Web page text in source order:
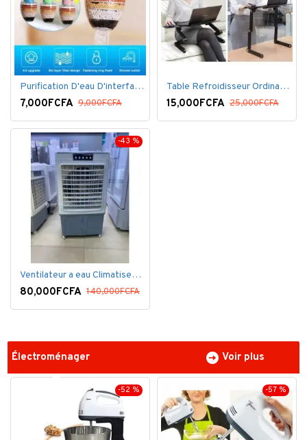
Purification D'eau D'interface De Filtre De Robinet
7,000FCFA 9,000FCFA
Table Refroidisseur Ordinateur Portable
15,000FCFA 25,000FCFA
-43 %
Ventilateur a eau Climatiseur Mobile Grand Model.
80,000FCFA 140,000FCFA
Électroménager Voir plus
-52 % -57 %